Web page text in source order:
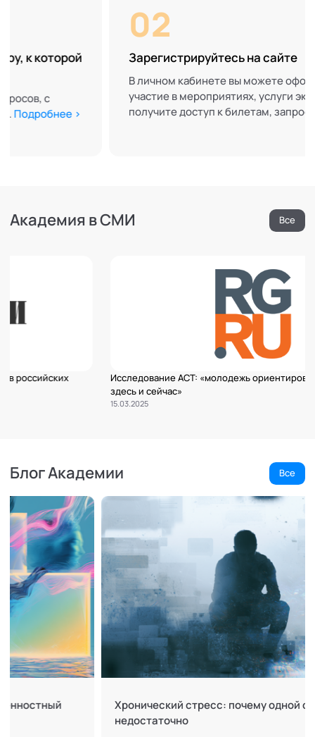
с
>
02
Зарегистрируйтесь на сайте
В личном кабинете вы можете оформлять
участие в мероприятиях, услуги
получите доступ к билетам, запросам и
Академия в СМИ
Исследование АСТ: «молодежь ориентирована на
здесь и сейчас»
15.03.2025
Блог Академии
Хронический стресс: почему одной силы
недостаточно